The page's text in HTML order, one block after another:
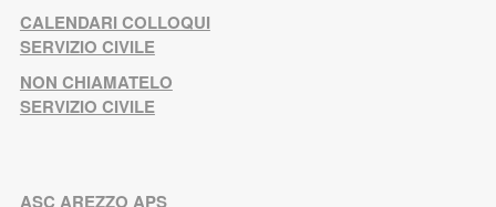
ASC AREZZO APS
CALENDARI COLLOQUI
SERVIZIO CIVILE
NON CHIAMATELO
SERVIZIO CIVILE